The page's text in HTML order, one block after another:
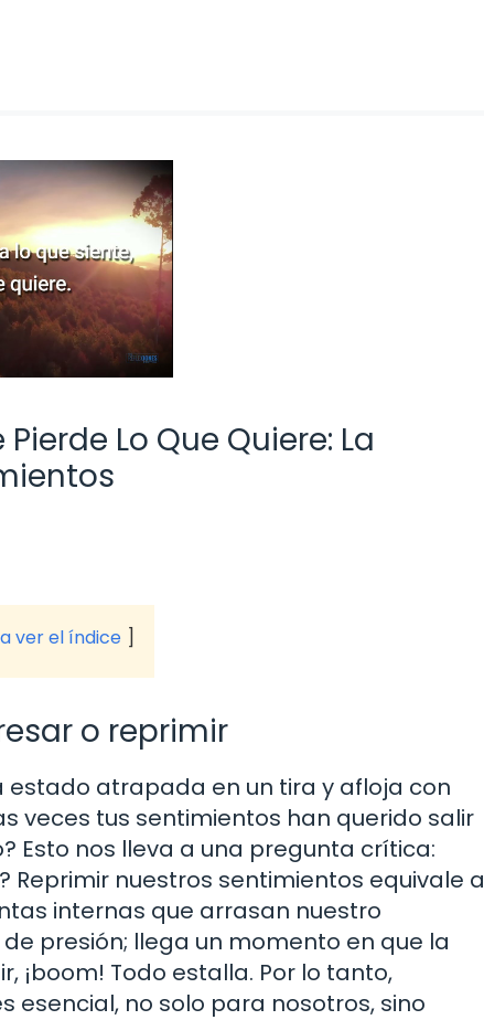
Lo Que Quiere: La
ver el índice
o reprimir
atrapada en un tira y afloja con
veces tus sentimientos han querido salir
Esto nos lleva a una pregunta crítica:
nuestros sentimientos equivale a
internas que arrasan nuestro
presión; llega un momento en que la
¡boom! Todo estalla. Por lo tanto,
no solo para nosotros, sino